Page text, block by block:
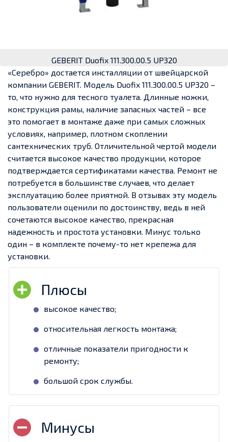
GEBERIT Duofix 111.300.00.5 UP320
«Серебро» достается инсталляции от швейцарской
компании GEBERIT. Модель Duofix 111.300.00.5 UP320 –
то, что нужно для тесного туалета. Длинные ножки,
конструкция рамы, наличие запасных частей – все
это помогает в монтаже даже при самых сложных
условиях, например, плотном скоплении
сантехнических труб. Отличительной чертой модели
считается высокое качество продукции, которое
подтверждается сертификатами качества. Ремонт не
потребуется в большинстве случаев, что делает
эксплуатацию более приятной. В отзывах эту модель
пользователи оценили по достоинству, ведь в ней
сочетаются высокое качество, прекрасная
надежность и простота установки. Минус только
один – в комплекте почему-то нет крепежа для
установки.
высокое качество;
относительная легкость монтажа;
отличные показатели пригодности к
ремонту;
большой срок службы.